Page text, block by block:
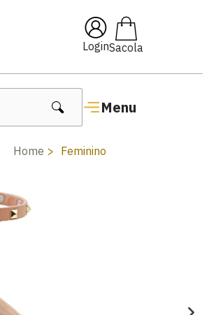
Login
Menu
🔥 Lançamentos Femininos
Home Feminino